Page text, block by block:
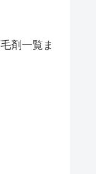
剤一覧ま